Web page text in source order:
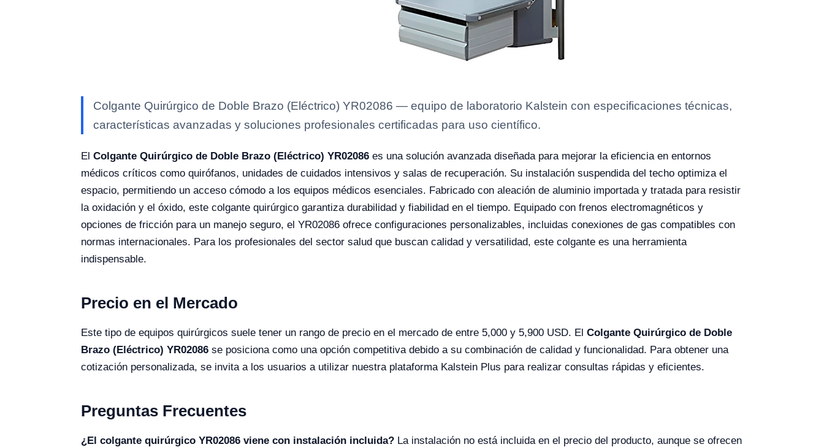
Colgante Quirúrgico de Doble Brazo (Eléctrico) YR02086 — equipo de laboratorio Kalstein con especificaciones técnicas,
características avanzadas y soluciones profesionales certificadas para uso científico.
El Colgante Quirúrgico de Doble Brazo (Eléctrico) YR02086 es una solución avanzada diseñada para mejorar la eficiencia en entornos
médicos críticos como quirófanos, unidades de cuidados intensivos y salas de recuperación. Su instalación suspendida del techo optimiza el
espacio, permitiendo un acceso cómodo a los equipos médicos esenciales. Fabricado con aleación de aluminio importada y tratada para resistir
la oxidación y el óxido, este colgante quirúrgico garantiza durabilidad y fiabilidad en el tiempo. Equipado con frenos electromagnéticos y
opciones de fricción para un manejo seguro, el YR02086 ofrece configuraciones personalizables, incluidas conexiones de gas compatibles con
normas internacionales. Para los profesionales del sector salud que buscan calidad y versatilidad, este colgante es una herramienta
indispensable.
Precio en el Mercado
Este tipo de equipos quirúrgicos suele tener un rango de precio en el mercado de entre 5,000 y 5,900 USD. El Colgante Quirúrgico de Doble
Brazo (Eléctrico) YR02086 se posiciona como una opción competitiva debido a su combinación de calidad y funcionalidad. Para obtener una
cotización personalizada, se invita a los usuarios a utilizar nuestra plataforma Kalstein Plus para realizar consultas rápidas y eficientes.
Preguntas Frecuentes
¿El colgante quirúrgico YR02086 viene con instalación incluida? La instalación no está incluida en el precio del producto, aunque se ofrecen